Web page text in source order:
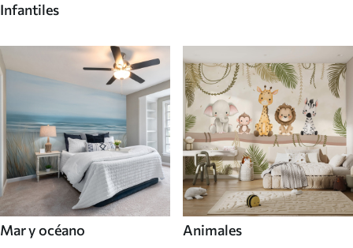
Infantiles
Mar y océano Animales